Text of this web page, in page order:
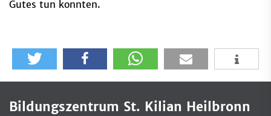
Gutes tun konnten.
Bildungszentrum St. Kilian Heilbronn